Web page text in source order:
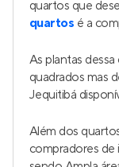
quartos que
quartos é a
As plantas
quadrados mas
Jequitibá
Além dos
compradores de